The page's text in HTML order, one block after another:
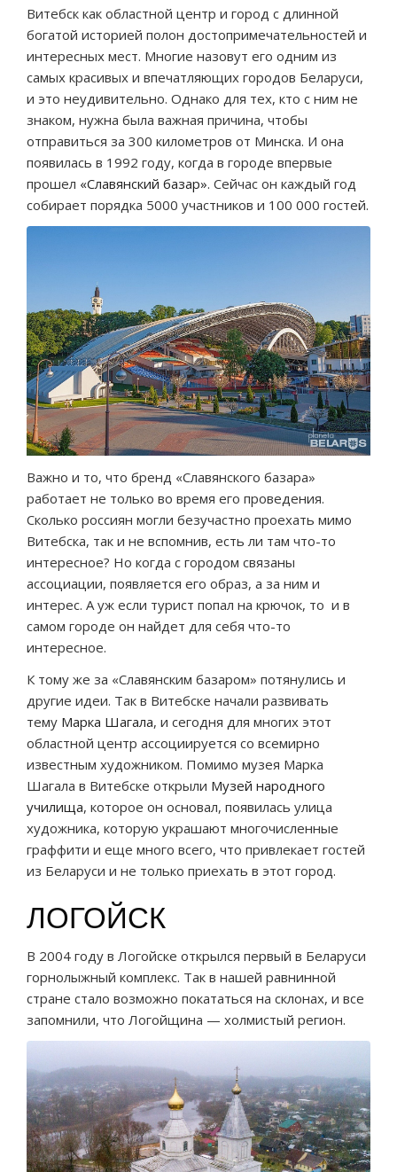
Витебск как областной центр и город с длинной
богатой историей полон достопримечательностей и
интересных мест. Многие назовут его одним из
самых красивых и впечатляющих городов Беларуси,
и это неудивительно. Однако для тех, кто с ним не
знаком, нужна была важная причина, чтобы
отправиться за 300 километров от Минска. И она
появилась в 1992 году, когда в городе впервые
прошел «Славянский базар». Сейчас он каждый год
собирает порядка 5000 участников и 100 000 гостей.
Важно и то, что бренд «Славянского базара»
работает не только во время его проведения.
Сколько россиян могли безучастно проехать мимо
Витебска, так и не вспомнив, есть ли там что-то
интересное? Но когда с городом связаны
ассоциации, появляется его образ, а за ним и
интерес. А уж если турист попал на крючок, то и в
самом городе он найдет для себя что-то
интересное.
К тому же за «Славянским базаром» потянулись и
другие идеи. Так в Витебске начали развивать
тему Марка Шагала, и сегодня для многих этот
областной центр ассоциируется со всемирно
известным художником. Помимо музея Марка
Шагала в Витебске открыли Музей народного
училища, которое он основал, появилась улица
художника, которую украшают многочисленные
граффити и еще много всего, что привлекает гостей
из Беларуси и не только приехать в этот город.
ЛОГОЙСК
В 2004 году в Логойске открылся первый в Беларуси
горнолыжный комплекс. Так в нашей равнинной
стране стало возможно покататься на склонах, и все
запомнили, что Логойщина — холмистый регион.